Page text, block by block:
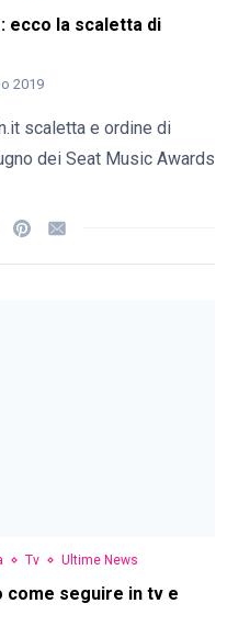
ecco la scaletta di
2019
scaletta e ordine di
dei Seat Music Awards
Tv Ultime News
come seguire in tv e